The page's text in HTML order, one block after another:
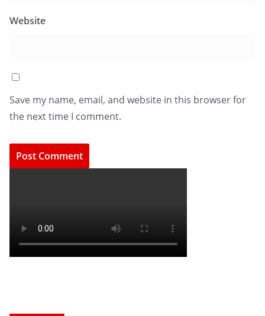
Website
Save my name, email, and website in this browser for
the next time I comment.